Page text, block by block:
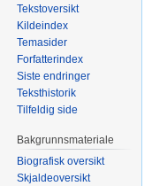
Tekstoversikt
Kildeindex
Temasider
Forfatterindex
Siste endringer
Teksthistorik
Tilfeldig side
Bakgrunnsmateriale
Biografisk oversikt
Skjaldeoversikt